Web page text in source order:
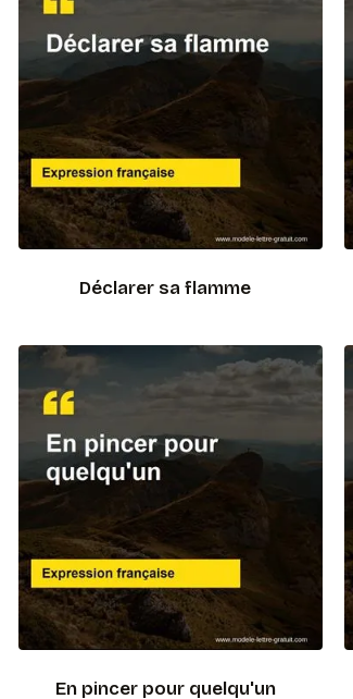
Déclarer sa flamme
En pincer pour quelqu'un